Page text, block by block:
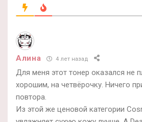
Алина 4 лет назад
Для меня этот тонер оказался не
хорошим, на четвёрочку. Ничего
повтора.
Из этой же ценовой категории